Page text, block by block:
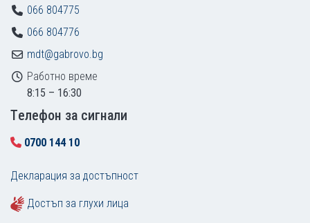
066 804775
066 804776
mdt@gabrovo.bg
Работно време
8:15 – 16:30
Tелефон за сигнали
0700 144 10
Декларация за достъпност
Достъп за глухи лица